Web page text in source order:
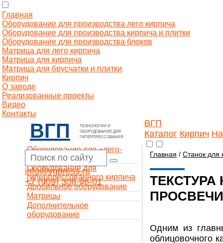
Главная
Оборудование для производства лего кирпича
Оборудование для производства кирпича и плитки
Оборудование для производства блоков
Матрица для лего кирпича
Матрица для кирпича
Матрица для брусчатки и плитки
Кирпич
О заводе
Реализованные проекты
Видео
Контакты
ВГП
ТЕХНОЛОГИИ И
ОБОРУДОВАНИЕ ДЛЯ
ГИПЕРПРЕССОВАНИЯ
ВГП
Каталог Кирпич
info@vgpress.ru
+7 (909) 308-96-01
Оборудование для «лего-
кирпича»
Оборудование для
гиперпрессованного кирпича
Дробильное оборудование
Матрицы
Дополнительное
оборудование
Главная / Станок для
ТЕКСТУРА
Одним из
облицовочного